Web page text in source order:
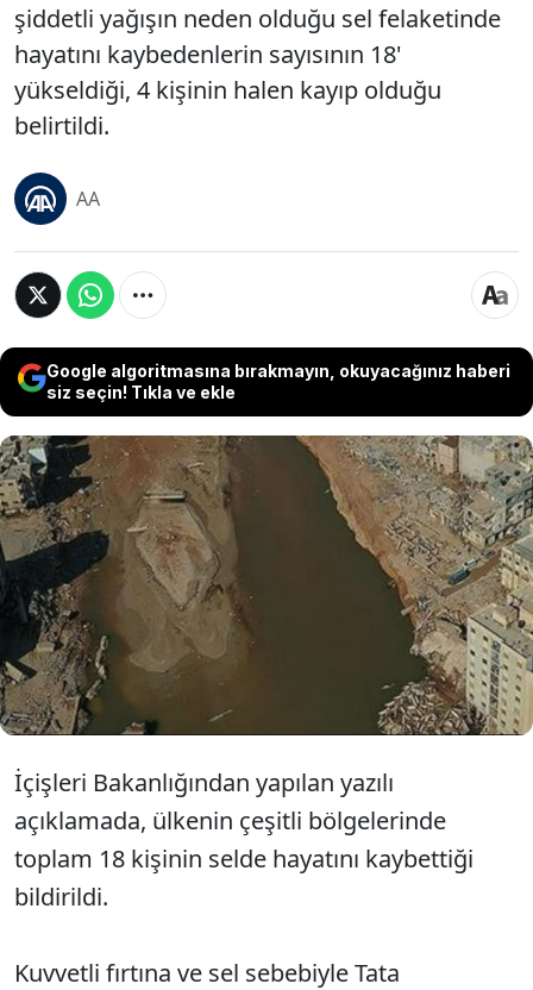
şiddetli yağışın neden olduğu sel felaketinde
hayatını kaybedenlerin sayısının 18'
yükseldiği, 4 kişinin halen kayıp olduğu
belirtildi.
AA
Google algoritmasına bırakmayın, okuyacağınız haberi
siz seçin! Tıkla ve ekle
Fas'ın güneydoğusunu etkisi altına alan
şiddetli yağışın neden olduğu sel
felaketinde hayatını kaybedenlerin sayısının
18' yükseldiği, 4 kişinin halen kayıp olduğu
belirtildi.
İçişleri Bakanlığından yapılan yazılı
açıklamada, ülkenin çeşitli bölgelerinde
toplam 18 kişinin selde hayatını kaybettiği
bildirildi.
Kuvvetli fırtına ve sel sebebiyle Tata